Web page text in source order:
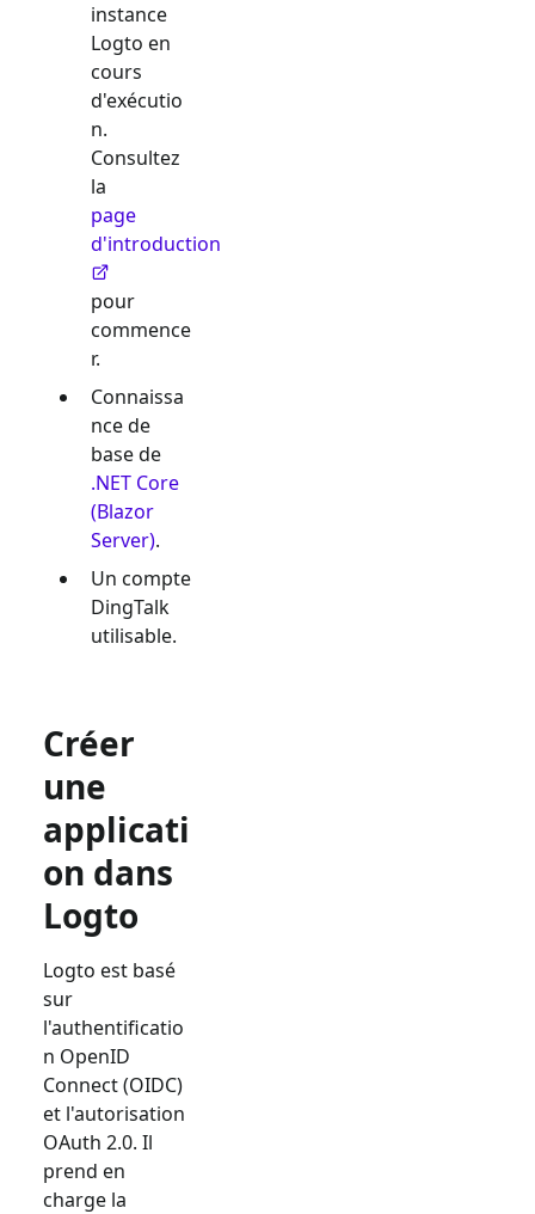
instance
Logto en
cours
d'exécutio
n.
Consultez
la
page
d'introduction
pour
commence
r.
Connaissa
nce de
base de
.NET Core
(Blazor
Server).
Un compte
DingTalk
utilisable.
Créer
une
applicati
on dans
Logto
Logto est basé
sur
l'authentificatio
n OpenID
Connect (OIDC)
et l'autorisation
OAuth 2.0. Il
prend en
charge la